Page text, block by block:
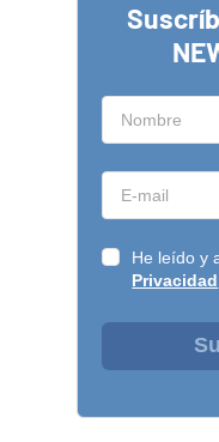
He leído y
Privacidad